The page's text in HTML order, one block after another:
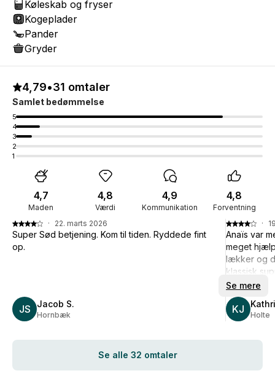
Køleskab og fryser
Kogeplader
Pander
Gryder
4,79•31 omtaler
Samlet bedømmelse
5
4
3
2
1
Maden
4,7
Værdi
4,8
Kommunikation
4,9
Forventning
4,8
JS Jacob S.
Hornbæk
· 22. marts 2026
Super Sød betjening. Kom til tiden. Ryddede fint
op.
KJ Holte
·
Anaïs var
meget
lækker og
klassisk
hurtigere.
Se mere
Se alle 32 omtaler